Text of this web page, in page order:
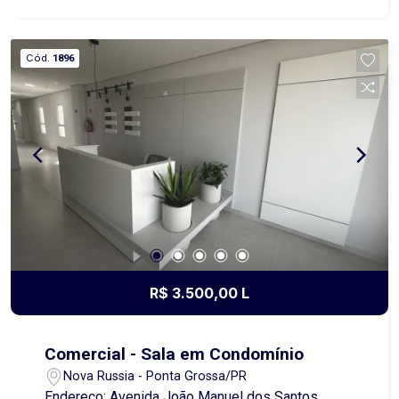
bem sem abrir mão da praticidade. Agende uma
visita e conheça seu novo lar!
Cód. 1896
R$ 3.500,00 L
Comercial - Sala em Condomínio
Nova Russia - Ponta Grossa/PR